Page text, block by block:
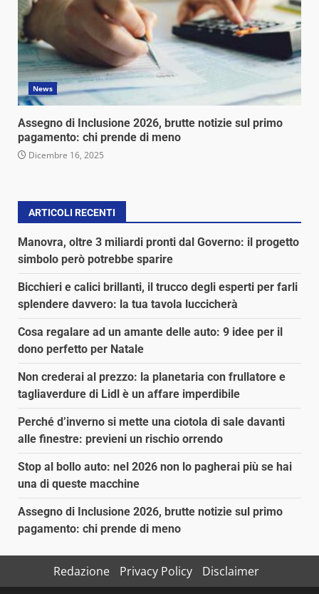
News
Assegno di Inclusione 2026, brutte notizie sul primo
pagamento: chi prende di meno
Dicembre 16, 2025
ARTICOLI RECENTI
Manovra, oltre 3 miliardi pronti dal Governo: il progetto
simbolo però potrebbe sparire
Bicchieri e calici brillanti, il trucco degli esperti per farli
splendere davvero: la tua tavola luccicherà
Cosa regalare ad un amante delle auto: 9 idee per il
dono perfetto per Natale
Non crederai al prezzo: la planetaria con frullatore e
tagliaverdure di Lidl è un affare imperdibile
Perché d’inverno si mette una ciotola di sale davanti
alle finestre: previeni un rischio orrendo
Stop al bollo auto: nel 2026 non lo pagherai più se hai
una di queste macchine
Assegno di Inclusione 2026, brutte notizie sul primo
pagamento: chi prende di meno
Redazione Privacy Policy Disclaimer